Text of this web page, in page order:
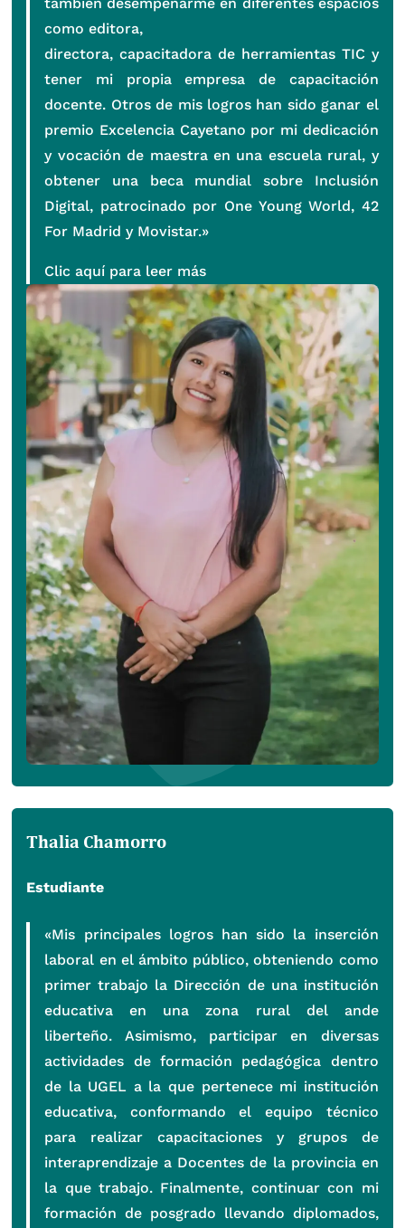
como editora,
directora, capacitadora de herramientas TIC y
tener mi propia empresa de capacitación
docente. Otros de mis logros han sido ganar el
premio Excelencia Cayetano por mi dedicación
y vocación de maestra en una escuela rural, y
obtener una beca mundial sobre Inclusión
Digital, patrocinado por One Young World, 42
For Madrid y Movistar.»
Clic aquí para leer más
Thalia Chamorro
Estudiante
«Mis principales logros han sido la inserción
laboral en el ámbito público, obteniendo como
primer trabajo la Dirección de una institución
educativa en una zona rural del ande
liberteño. Asimismo, participar en diversas
actividades de formación pedagógica dentro
de la UGEL a la que pertenece mi institución
educativa, conformando el equipo técnico
para realizar capacitaciones y grupos de
interaprendizaje a Docentes de la provincia en
la que trabajo. Finalmente, continuar con mi
formación de posgrado llevando diplomados,